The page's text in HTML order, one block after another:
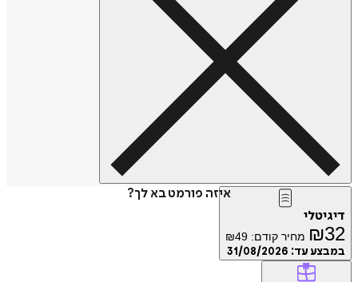
איזה פורמט בא לך?
דיגיטלי
₪32 מחיר קודם: ₪49
במבצע עד: 31/08/2026